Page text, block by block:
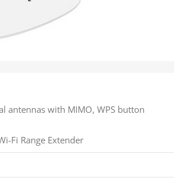
antennas with MIMO, WPS button
Fi Range Extender